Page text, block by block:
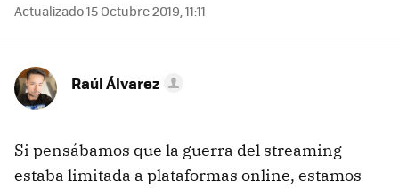
Actualizado 15 Octubre 2019, 11:11
Raúl Álvarez
Si pensábamos que la guerra del streaming
estaba limitada a plataformas online, estamos